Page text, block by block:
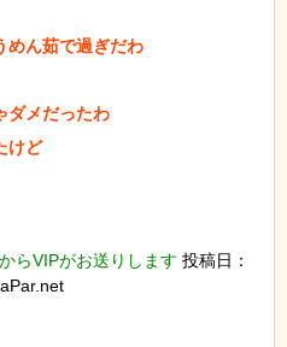
めん茹で過ぎだわ
ダメだったわ
けど
らVIPがお送りします 投稿日：